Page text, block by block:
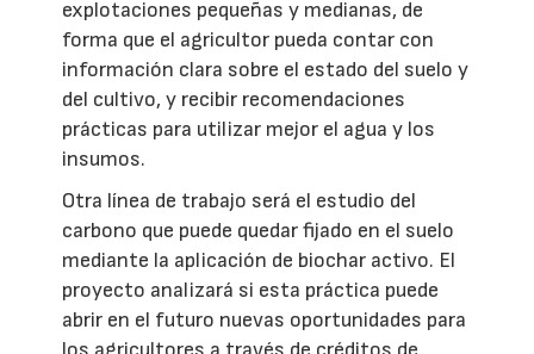
explotaciones pequeñas y medianas, de
forma que el agricultor pueda contar con
información clara sobre el estado del suelo y
del cultivo, y recibir recomendaciones
prácticas para utilizar mejor el agua y los
insumos.
Otra línea de trabajo será el estudio del
carbono que puede quedar fijado en el suelo
mediante la aplicación de biochar activo. El
proyecto analizará si esta práctica puede
abrir en el futuro nuevas oportunidades para